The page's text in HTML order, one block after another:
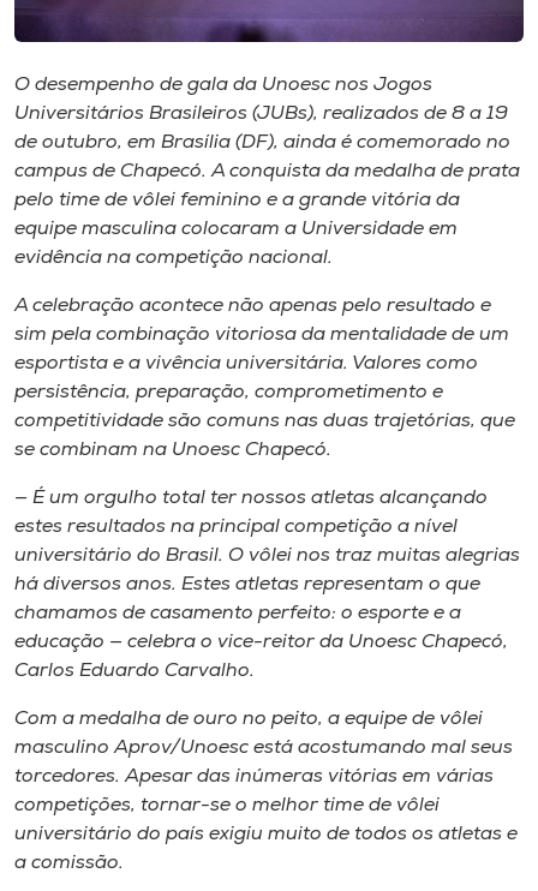
CPA
Biblioteca
Editora
Rádio
Museu
Unoesc
Store
Selecione
A+
A-
O desempenho de gala da Unoesc nos Jogos
Universitários Brasileiros (JUBs), realizados de 8 a 19
de outubro, em Brasília (DF), ainda é comemorado no
campus de Chapecó. A conquista da medalha de prata
pelo time de vôlei feminino e a grande vitória da
equipe masculina colocaram a Universidade em
evidência na competição nacional.
A celebração acontece não apenas pelo resultado e
sim pela combinação vitoriosa da mentalidade de um
esportista e a vivência universitária. Valores como
persistência, preparação, comprometimento e
competitividade são comuns nas duas trajetórias, que
se combinam na Unoesc Chapecó.
— É um orgulho total ter nossos atletas alcançando
estes resultados na principal competição a nível
universitário do Brasil. O vôlei nos traz muitas alegrias
há diversos anos. Estes atletas representam o que
chamamos de casamento perfeito: o esporte e a
educação — celebra o vice-reitor da Unoesc Chapecó,
Carlos Eduardo Carvalho.
Com a medalha de ouro no peito, a equipe de vôlei
masculino Aprov/Unoesc está acostumando mal seus
torcedores. Apesar das inúmeras vitórias em várias
competições, tornar-se o melhor time de vôlei
universitário do país exigiu muito de todos os atletas e
a comissão.